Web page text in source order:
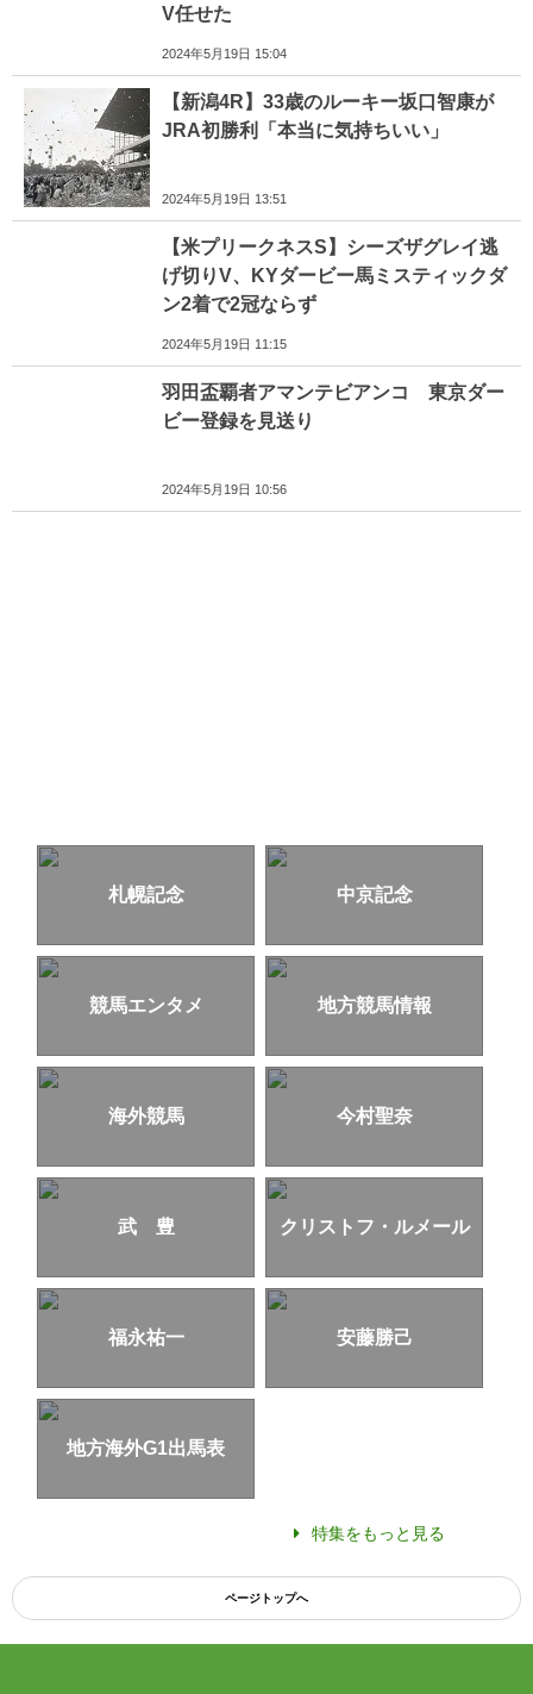
V任せた
2024年5月19日 15:04
【新潟4R】33歳のルーキー坂口智康が
JRA初勝利「本当に気持ちいい」
2024年5月19日 13:51
【米プリークネスS】シーズザグレイ逃
げ切りV、KYダービー馬ミスティックダ
ン2着で2冠ならず
2024年5月19日 11:15
羽田盃覇者アマンテビアンコ 東京ダー
ビー登録を見送り
2024年5月19日 10:56
札幌記念 中京記念
競馬エンタメ 地方競馬情報
海外競馬 今村聖奈
武 豊 クリストフ・ルメール
福永祐一 安藤勝己
地方海外G1出馬表
特集をもっと見る
ページトップへ